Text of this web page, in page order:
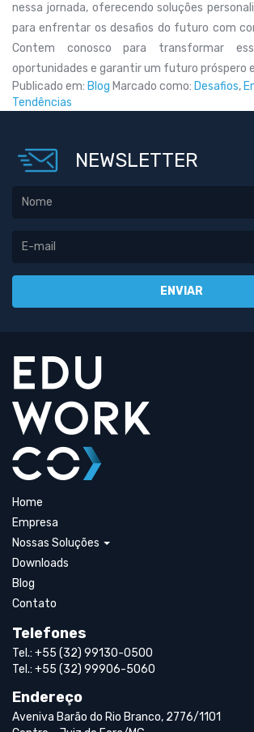
nessa jornada, oferecendo soluções
para enfrentar os desafios do futuro com
Contem conosco para transformar
oportunidades e garantir um futuro próspero
Publicado em: Blog Marcado como: Desafios,
Tendências
NEWSLETTER
Home
Empresa
Nossas Soluções
Downloads
Blog
Contato
Telefones
Tel.: +55 (32) 99130-0500
Tel.: +55 (32) 99906-5060
Endereço
Aveniva Barão do Rio Branco, 2776/1101